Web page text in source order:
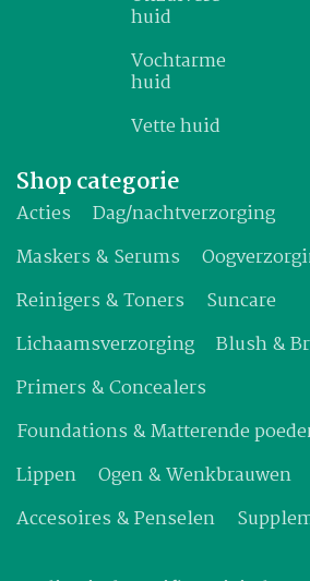
huid
Vochtarme
huid
Vette huid
Shop categorie
Acties
Dag/nachtverzorging
Maskers & Serums
Reinigers & Toners
Suncare
Lichaamsverzorging
Blush &
Primers & Concealers
Foundations & Matterende
Lippen
Ogen & Wenkbrauwen
Accesoires & Penselen